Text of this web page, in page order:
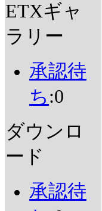
ETXギャ
ラリー
承認待
ち :0
ダウンロ
ード
承認待